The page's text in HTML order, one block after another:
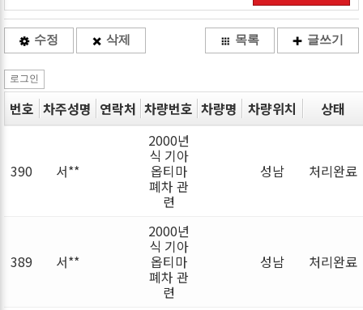
수정 삭제 목록 글쓰기
로그인
번호 차주성명 연락처 차량번호 차량명 차량위치 상태
390 서**
2000년
식 기아
옵티마
폐차 관
련
성남 처리완료
389 서**
2000년
식 기아
옵티마
폐차 관
련
성남 처리완료